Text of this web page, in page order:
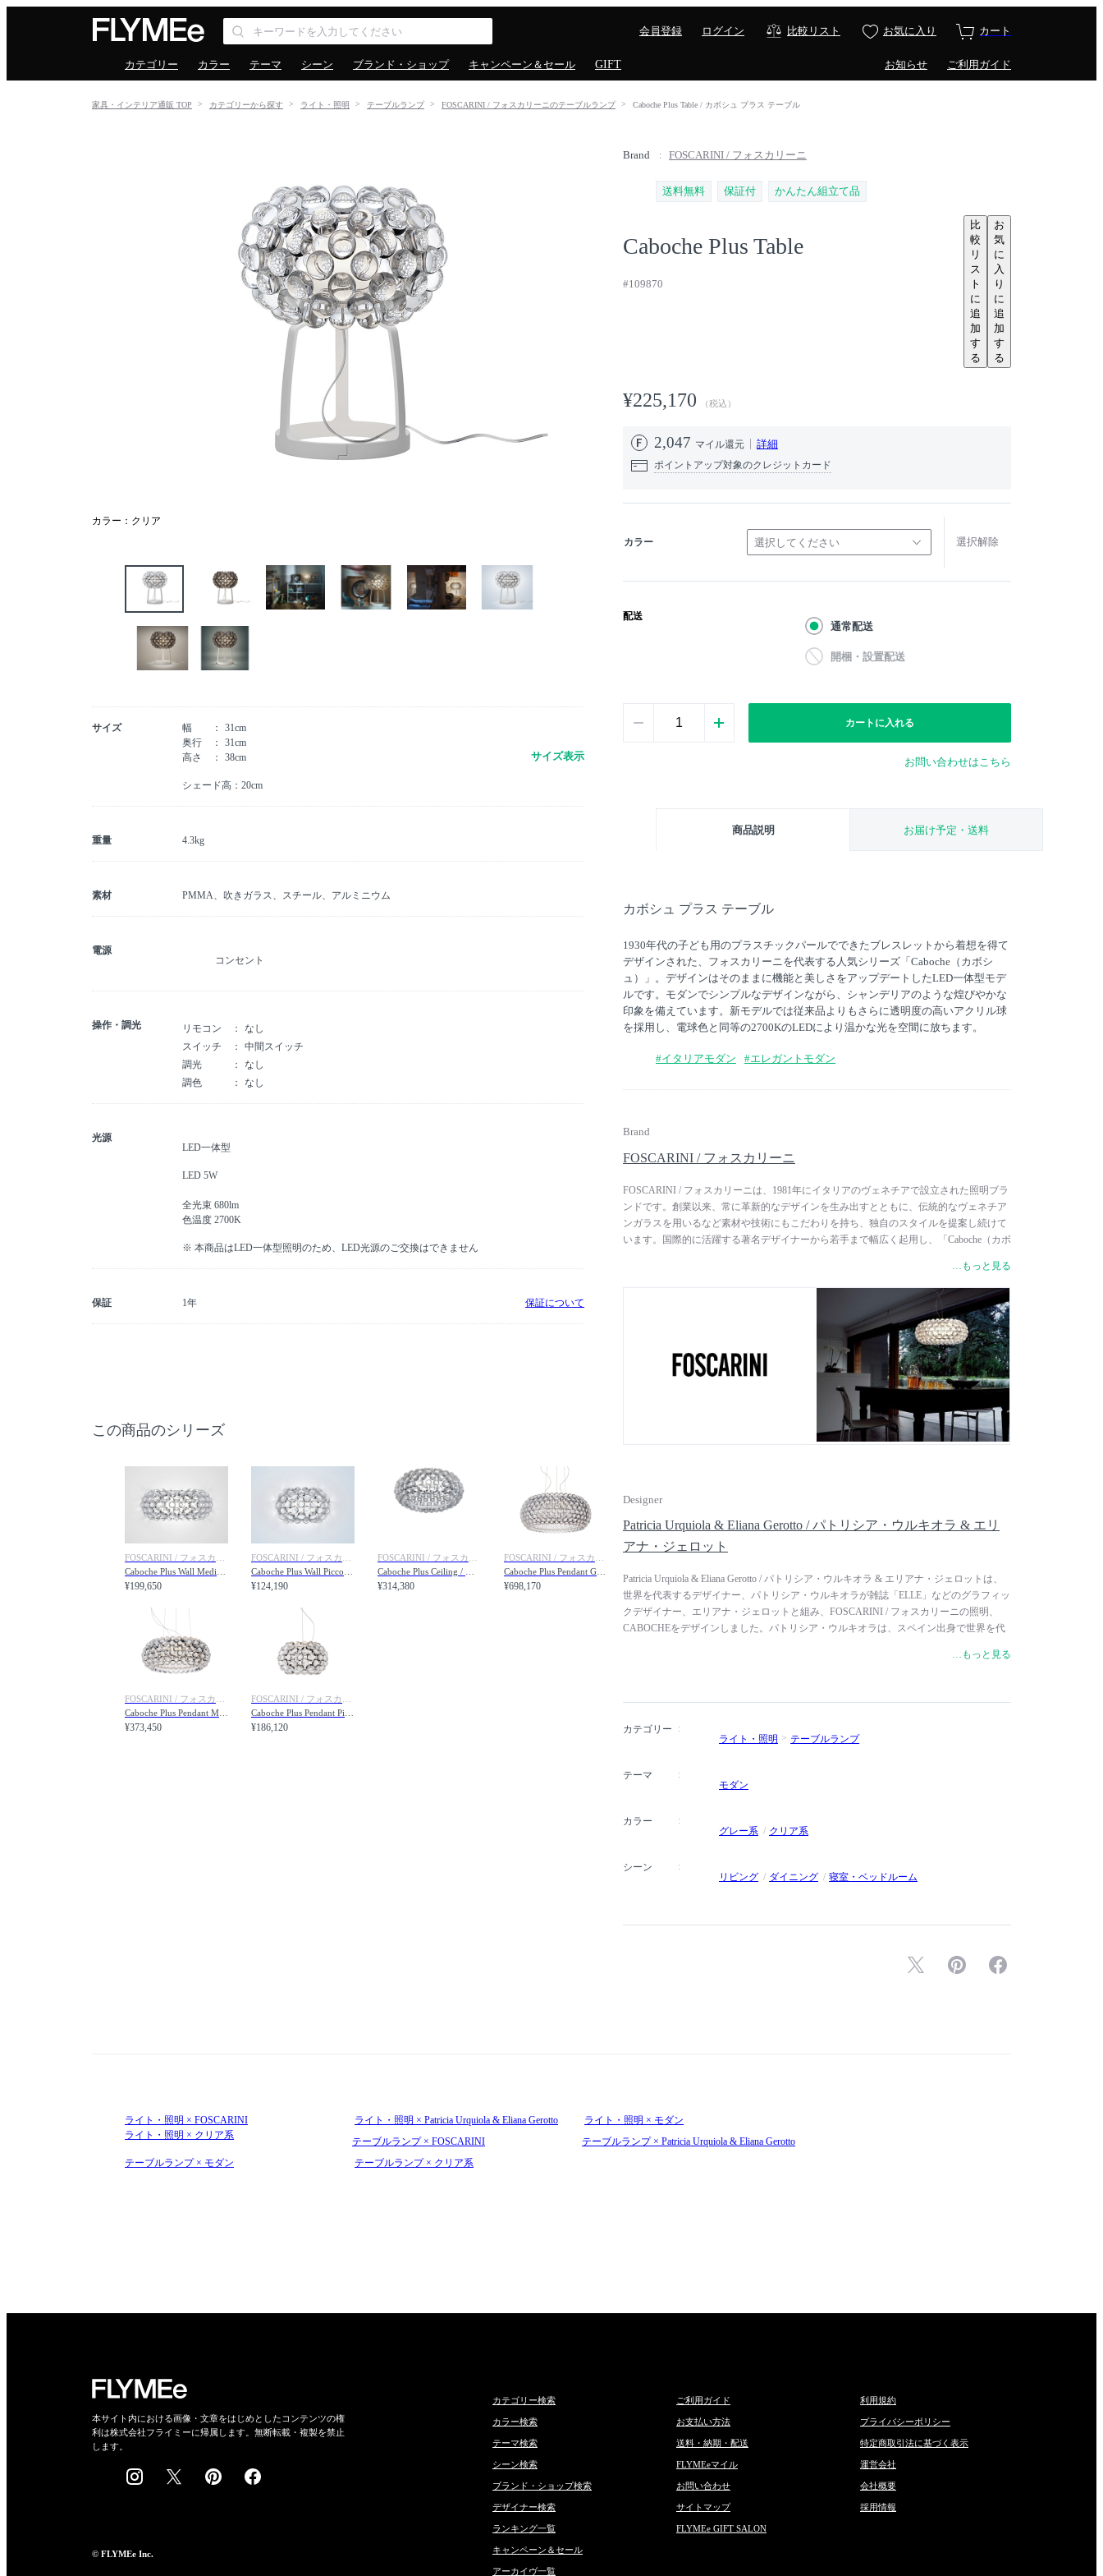
会員登録 ログイン 比較リスト お気に入り カート
カテゴリー カラー テーマ シーン ブランド・ショップ キャンペーン＆セール GIFT お知らせ ご利用ガイド
家具・インテリア通販 TOP カテゴリーから探す ライト・照明 テーブルランプ FOSCARINI / フォスカリーニのテーブルランプ Caboche Plus Table / カボシュ プラス テーブル
Brand FOSCARINI / フォスカリーニ
送料無料 保証付 かんたん組立て品
Caboche Plus Table
#109870
比
較
リ
ス
ト
に
追
加
す
る
お
気
に
入
り
に
追
加
す
る
¥225,170 （税込）
2,047 マイル還元 詳細
ポイントアップ対象のクレジットカード
カラー 選択してください 選択解除
配送
通常配送
開梱・設置配送
カートに入れる
お問い合わせはこちら
商品説明 お届け予定・送料
カボシュ プラス テーブル
1930年代の子ども用のプラスチックパールでできたブレスレットから着想を得て
デザインされた、フォスカリーニを代表する人気シリーズ「Caboche（カボシ
ュ）」。デザインはそのままに機能と美しさをアップデートしたLED一体型モデ
ルです。モダンでシンプルなデザインながら、シャンデリアのような煌びやかな
印象を備えています。新モデルでは従来品よりもさらに透明度の高いアクリル球
を採用し、電球色と同等の2700KのLEDにより温かな光を空間に放ちます。
#イタリアモダン #エレガントモダン
Brand
FOSCARINI / フォスカリーニ
FOSCARINI / フォスカリーニは、1981年にイタリアのヴェネチアで設立された照明ブラ
ンドです。創業以来、常に革新的なデザインを生み出すとともに、伝統的なヴェネチア
ンガラスを用いるなど素材や技術にもこだわりを持ち、独自のスタイルを提案し続けて
います。国際的に活躍する著名デザイナーから若手まで幅広く起用し、「Caboche（カボ
…もっと見る
Designer
Patricia Urquiola & Eliana Gerotto / パトリシア・ウルキオラ & エリ
アナ・ジェロット
Patricia Urquiola & Eliana Gerotto / パトリシア・ウルキオラ & エリアナ・ジェロットは、
世界を代表するデザイナー、パトリシア・ウルキオラが雑誌「ELLE」などのグラフィッ
クデザイナー、エリアナ・ジェロットと組み、FOSCARINI / フォスカリーニの照明、
CABOCHEをデザインしました。パトリシア・ウルキオラは、スペイン出身で世界を代
事。その後デ・パドヴァでヴィコ・マジストレッティとともに商品開発を行います。
その他にも、展示会の構成や建築プロジェクトなど幅広い分野で活躍しています。エリ
アナ・ジェロットは、ヴェネチア出身で、ミラノでグラフィックデザイナーとして活動
Beneton、Molteni&C、ArchLineraなどとの共同研究もしています。
…もっと見る
カテゴリー
ライト・照明
テーブルランプ
テーマ
モダン
カラー
グレー系
クリア系
シーン
リビング
ダイニング 寝室・ベッドルーム
カラー：クリア
サイズ 幅
31cm
奥行
31cm
高さ
38cm
シェード高：20cm
サイズ表示
重量 4.3kg
素材 PMMA、吹きガラス、スチール、アルミニウム
電源
コンセント
操作・調光 リモコン
なし
スイッチ
中間スイッチ
調光
なし
調色
なし
光源
LED一体型
LED 5W
全光束 680lm
色温度 2700K
※ 本商品はLED一体型照明のため、LED光源のご交換はできません
保証 1年 保証について
この商品のシリーズ
¥199,650 ¥124,190 ¥314,380 ¥698,170
¥373,450 ¥186,120
ライト・照明 × FOSCARINI ライト・照明 × Patricia Urquiola & Eliana Gerotto
ライト・照明 × モダン
ライト・照明 × クリア系
テーブルランプ × FOSCARINI
テーブルランプ × Patricia Urquiola & Eliana Gerotto
テーブルランプ × モダン
テーブルランプ × クリア系
本サイト内における画像・文章をはじめとしたコンテンツの権
利は株式会社フライミーに帰属します。無断転載・複製を禁止
します。
© FLYMEe Inc.
カテゴリー検索
カラー検索
テーマ検索
シーン検索
ブランド・ショップ検索
デザイナー検索
ランキング一覧
キャンペーン＆セール
アーカイヴ一覧
ご利用ガイド
お支払い方法
送料・納期・配送
FLYMEeマイル
お問い合わせ
サイトマップ
FLYMEe GIFT SALON
利用規約
プライバシーポリシー
特定商取引法に基づく表示
運営会社
会社概要
採用情報